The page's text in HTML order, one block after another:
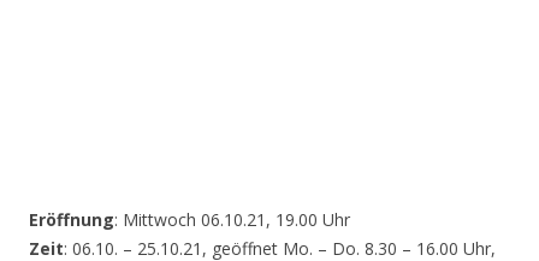
Eröffnung: Mittwoch 06.10.21, 19.00 Uhr
Zeit: 06.10. – 25.10.21, geöffnet Mo. – Do. 8.30 – 16.00 Uhr,